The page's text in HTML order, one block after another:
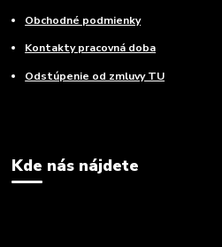
Obchodné podmienky
Kontakty pracovná doba
Odstúpenie od zmluvy TU
Kde nás nájdete